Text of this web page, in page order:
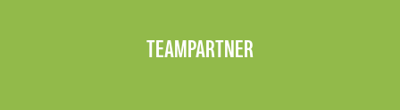
TEAMPARTNER